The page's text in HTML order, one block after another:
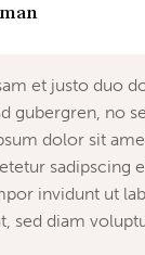
et justo duo
gubergren, no
dolor sit
sadipscing
invidunt ut
sed diam